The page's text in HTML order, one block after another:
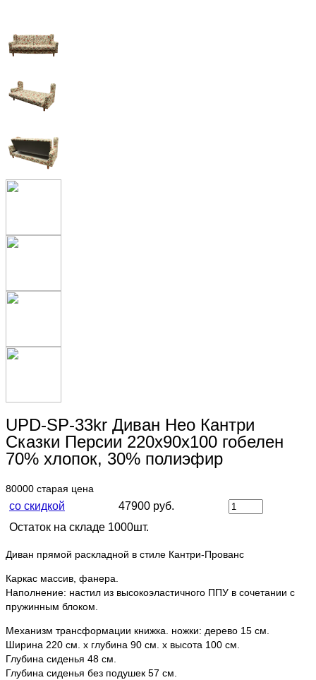
UPD-SP-33kr Диван Нео Кантри
Сказки Персии 220х90х100 гобелен
70% хлопок, 30% полиэфир
80000 старая цена
со скидкой
47900 руб.
Остаток на складе 1000шт.
Диван прямой раскладной в стиле Кантри-Прованс
Каркас массив, фанера.
Наполнение: настил из высокоэластичного ППУ в сочетании с
пружинным блоком.
Механизм трансформации книжка. ножки: дерево 15 см.
Ширина 220 см. х глубина 90 см. х высота 100 см.
Глубина сиденья 48 см.
Глубина сиденья без подушек 57 см.